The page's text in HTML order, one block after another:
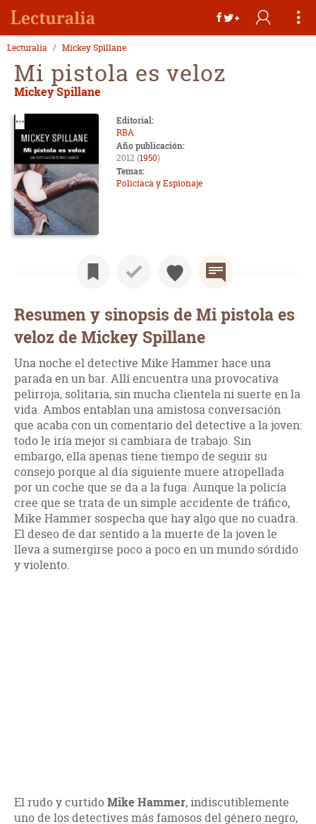
Lecturalia Mickey Spillane
Mi pistola es veloz
Mickey Spillane
Editorial:
RBA
Año publicación:
2012 (1950)
Temas:
Policíaca y Espionaje
Resumen y sinopsis de Mi pistola es
veloz de Mickey Spillane
Una noche el detective Mike Hammer hace una
parada en un bar. Allí encuentra una provocativa
pelirroja, solitaria, sin mucha clientela ni suerte en la
vida. Ambos entablan una amistosa conversación
que acaba con un comentario del detective a la joven:
todo le iría mejor si cambiara de trabajo. Sin
embargo, ella apenas tiene tiempo de seguir su
consejo porque al día siguiente muere atropellada
por un coche que se da a la fuga. Aunque la policía
cree que se trata de un simple accidente de tráfico,
Mike Hammer sospecha que hay algo que no cuadra.
El deseo de dar sentido a la muerte de la joven le
lleva a sumergirse poco a poco en un mundo sórdido
y violento.
El rudo y curtidoMike Hammer, indiscutiblemente
uno de los detectives más famosos del género negro,